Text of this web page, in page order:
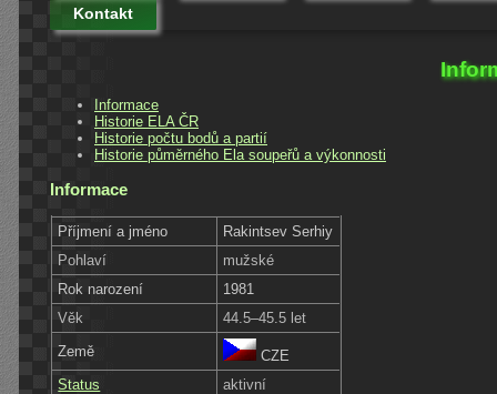
Kontakt
Informace
Historie ELA ČR
Historie počtu bodů a partií
Historie půměrného Ela soupeřů a výkonnosti
Informace
Příjmení a jméno
Rakintsev Serhiy
Pohlaví
mužské
Rok narození
1981
Věk
44.5–45.5 let
Země
CZE
Status
aktivní